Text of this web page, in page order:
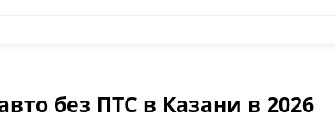
без ПТС в Казани в 2026